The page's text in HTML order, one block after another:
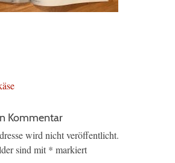
Kommentar
wird nicht veröffentlicht.
sind mit * markiert